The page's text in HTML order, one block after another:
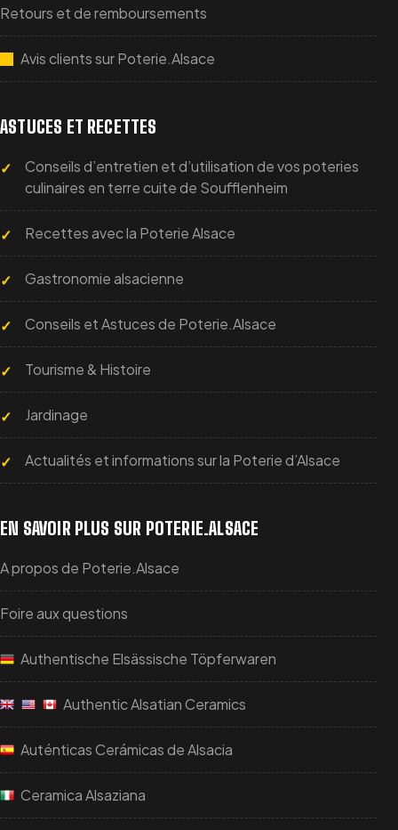
Retours et de remboursements
Avis clients sur Poterie.Alsace
ASTUCES ET RECETTES
Conseils d’entretien et d’utilisation de vos poteries
culinaires en terre cuite de Soufflenheim
Recettes avec la Poterie Alsace
Gastronomie alsacienne
Conseils et Astuces de Poterie.Alsace
Tourisme & Histoire
Jardinage
Actualités et informations sur la Poterie d’Alsace
EN SAVOIR PLUS SUR POTERIE.ALSACE
A propos de Poterie.Alsace
Foire aux questions
Authentische Elsässische Töpferwaren
Authentic Alsatian Ceramics
Auténticas Cerámicas de Alsacia
Ceramica Alsaziana